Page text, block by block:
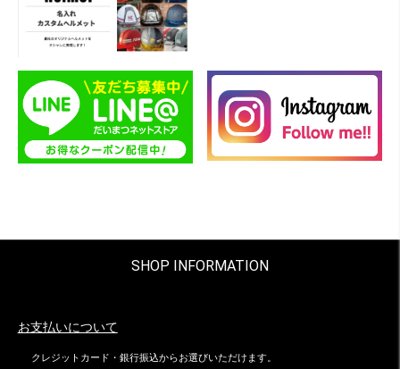
SHOP INFORMATION
お支払いについて
クレジットカード・銀行振込からお選びいただけます。